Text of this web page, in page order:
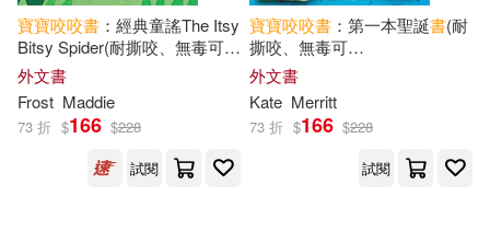
寶寶咬咬書 ：經典童謠The Itsy
Bitsy Spider(耐撕咬、無毒可
洗)Indestructibles
外文書
Frost Maddie
73 折 $166 $228
試閱
寶寶咬咬書 ：第一本聖誕書(耐
撕咬、無毒可
洗)Indestructibles: Jingle Baby
外文書
Kate Merritt
73 折 $166 $228
試閱